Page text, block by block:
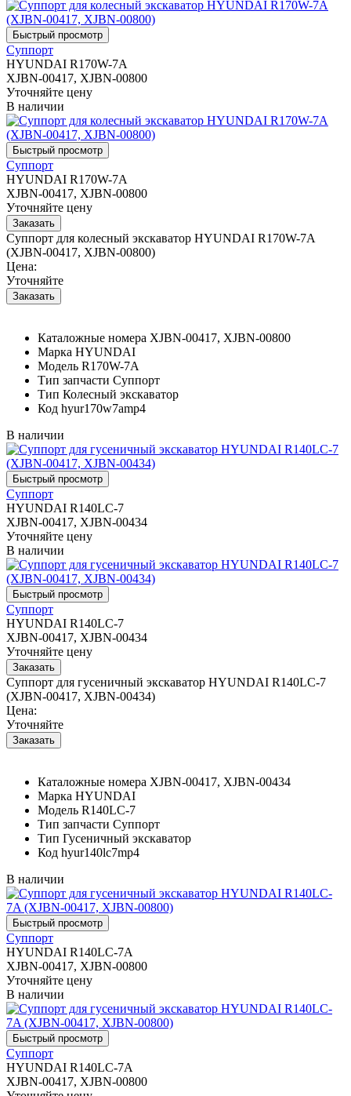
Суппорт
HYUNDAI R170W-7A
XJBN-00417, XJBN-00800
Уточняйте цену
В наличии
Суппорт
HYUNDAI R170W-7A
XJBN-00417, XJBN-00800
Уточняйте цену
Суппорт для колесный экскаватор HYUNDAI R170W-7A
(XJBN-00417, XJBN-00800)
Цена:
Уточняйте
Каталожные номера XJBN-00417, XJBN-00800
Марка HYUNDAI
Модель R170W-7A
Тип запчасти Суппорт
Тип Колесный экскаватор
Код hyur170w7amp4
В наличии
Суппорт
HYUNDAI R140LC-7
XJBN-00417, XJBN-00434
Уточняйте цену
В наличии
Суппорт
HYUNDAI R140LC-7
XJBN-00417, XJBN-00434
Уточняйте цену
Суппорт для гусеничный экскаватор HYUNDAI R140LC-7
(XJBN-00417, XJBN-00434)
Цена:
Уточняйте
Каталожные номера XJBN-00417, XJBN-00434
Марка HYUNDAI
Модель R140LC-7
Тип запчасти Суппорт
Тип Гусеничный экскаватор
Код hyur140lc7mp4
В наличии
Суппорт
HYUNDAI R140LC-7A
XJBN-00417, XJBN-00800
Уточняйте цену
В наличии
Суппорт
HYUNDAI R140LC-7A
XJBN-00417, XJBN-00800